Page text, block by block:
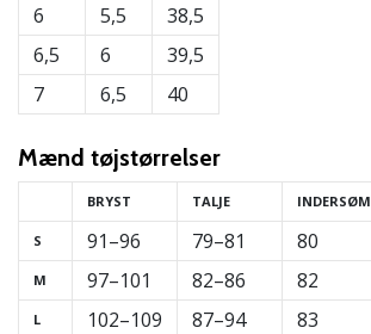
6
6,5
7
5,5
6
6,5
38,5
39,5
40
Mænd tøjstørrelser
S
M
L
BRYST
91–96
97–101
102–109
TALJE
79–81
82–86
87–94
INDERSØM
80
82
83